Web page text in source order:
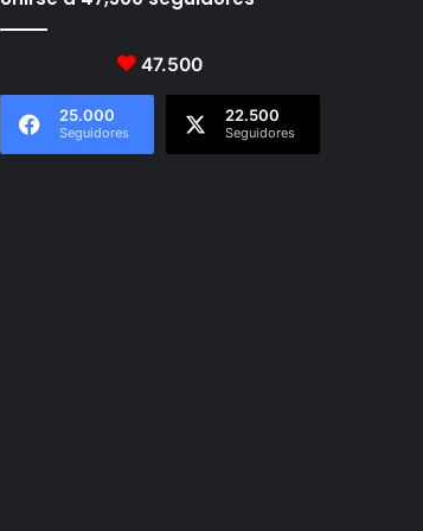
47.500
25.000
Seguidores
22.500
Seguidores